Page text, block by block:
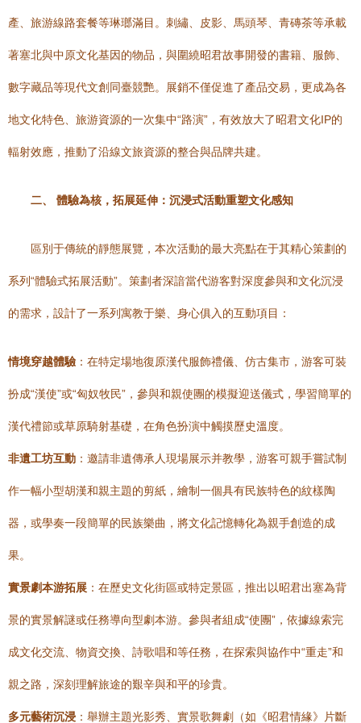
產、旅游線路套餐等琳瑯滿目。刺繡、皮影、馬頭琴、青磚茶等承載
著塞北與中原文化基因的物品，與圍繞昭君故事開發的書籍、服飾、
數字藏品等現代文創同臺競艷。展銷不僅促進了產品交易，更成為各
地文化特色、旅游資源的一次集中“路演”，有效放大了昭君文化IP的
輻射效應，推動了沿線文旅資源的整合與品牌共建。
二、 體驗為核，拓展延伸：沉浸式活動重塑文化感知
區別于傳統的靜態展覽，本次活動的最大亮點在于其精心策劃的
系列“體驗式拓展活動”。策劃者深諳當代游客對深度參與和文化沉浸
的需求，設計了一系列寓教于樂、身心俱入的互動項目：
情境穿越體驗 ：在特定場地復原漢代服飾禮儀、仿古集市，游客可裝
扮成“漢使”或“匈奴牧民”，參與和親使團的模擬迎送儀式，學習簡單的
漢代禮節或草原騎射基礎，在角色扮演中觸摸歷史溫度。
非遺工坊互動 ：邀請非遺傳承人現場展示并教學，游客可親手嘗試制
作一幅小型胡漢和親主題的剪紙，繪制一個具有民族特色的紋樣陶
器，或學奏一段簡單的民族樂曲，將文化記憶轉化為親手創造的成
果。
實景劇本游拓展 ：在歷史文化街區或特定景區，推出以昭君出塞為背
景的實景解謎或任務導向型劇本游。參與者組成“使團”，依據線索完
成文化交流、物資交換、詩歌唱和等任務，在探索與協作中“重走”和
親之路，深刻理解旅途的艱辛與和平的珍貴。
多元藝術沉浸 ：舉辦主題光影秀、實景歌舞劇（如《昭君情緣》片斷